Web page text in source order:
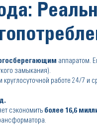
аппаратом.
замыкания).
работе 24/7 и
сэкономить более 16,6